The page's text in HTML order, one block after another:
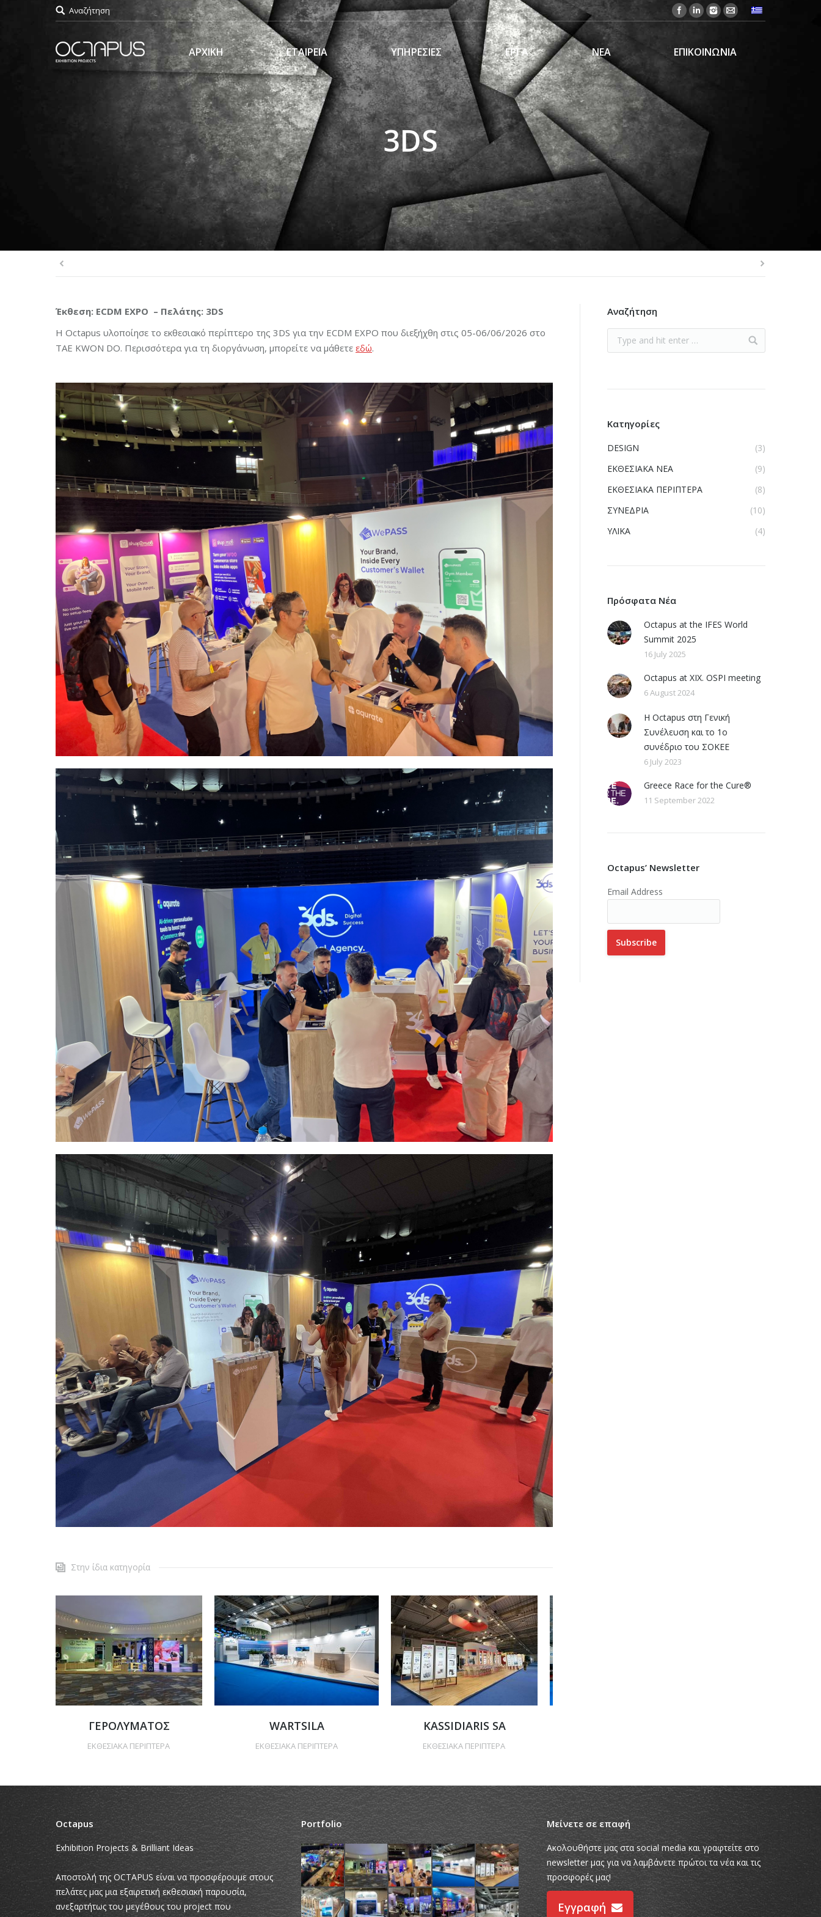
Αναζήτηση
ΑΡΧΙΚΗ ΕΤΑΙΡΕΙΑ ΥΠΗΡΕΣΙΕΣ ΕΡΓΑ ΝΕΑ ΕΠΙΚΟΙΝΩΝΙΑ
3DS
Έκθεση: ECDM EXPO – Πελάτης: 3DS
H Octapus υλοποίησε το εκθεσιακό περίπτερο της 3DS για την ECDM EXPO που διεξήχθη στις 05-06/06/2026 στο
TAE KWON DO. Περισσότερα για τη διοργάνωση, μπορείτε να μάθετε εδώ.
Στην ίδια κατηγορία
ΓΕΡΟΛΥΜΑΤΟΣ
ΕΚΘΕΣΙΑΚΑ ΠΕΡΙΠΤΕΡΑ
WARTSILA
ΕΚΘΕΣΙΑΚΑ ΠΕΡΙΠΤΕΡΑ
KASSIDIARIS SA
ΕΚΘΕΣΙΑΚΑ ΠΕΡΙΠΤΕΡΑ
Αναζήτηση
Κατηγορίες
DESIGN
(3)
ΕΚΘΕΣΙΑΚΑ ΝΕΑ
(9)
ΕΚΘΕΣΙΑΚΑ ΠΕΡΙΠΤΕΡΑ
(8)
ΣΥΝΕΔΡΙΑ
(10)
ΥΛΙΚΑ
(4)
Πρόσφατα Νέα
Octapus at the IFES World
Summit 2025
16 July 2025
Octapus at XIX. OSPI meeting
6 August 2024
Η Octapus στη Γενική
Συνέλευση και το 1ο
συνέδριο του ΣΟΚΕΕ
6 July 2023
Greece Race for the Cure®
11 September 2022
Octapus’ Newsletter
Email Address
Octapus
Exhibition Projects & Brilliant Ideas
Αποστολή της OCTAPUS είναι να προσφέρουμε στους
πελάτες μας μια εξαιρετική εκθεσιακή παρουσία,
ανεξαρτήτως του μεγέθους του project που
Portfolio Μείνετε σε επαφή
Ακολουθήστε μας στα social media και γραφτείτε στο
newsletter μας για να λαμβάνετε πρώτοι τα νέα και τις
προσφορές μας!
Εγγραφή